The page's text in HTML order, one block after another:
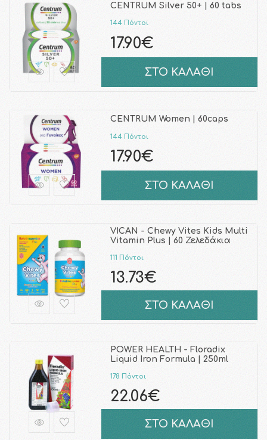
CENTRUM Silver 50+ | 60 tabs
144 Πόντοι
17.90€
ΣΤΟ ΚΑΛΑΘΙ
CENTRUM Women | 60caps
144 Πόντοι
17.90€
ΣΤΟ ΚΑΛΑΘΙ
VICAN - Chewy Vites Kids Multi
Vitamin Plus | 60 Ζελεδάκια
111 Πόντοι
13.73€
ΣΤΟ ΚΑΛΑΘΙ
POWER HEALTH - Floradix
Liquid Iron Formula | 250ml
178 Πόντοι
22.06€
ΣΤΟ ΚΑΛΑΘΙ